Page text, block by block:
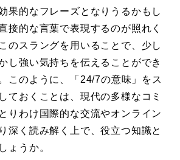
果的なフレーズとなりうるかもし
接的な言葉で表現するのが照れく
のスラングを用いることで、少し
し強い気持ちを伝えることができ
このように、「24/7の意味」をス
ておくことは、現代の多様なコミ
りわけ国際的な交流やオンライン
深く読み解く上で、役立つ知識と
ょうか。